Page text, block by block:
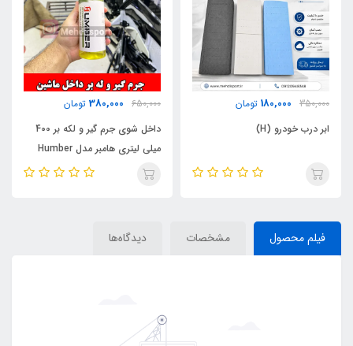
350,000
180,000 تومان
ابر درب خودرو (H)
650,000
380,000 تومان
داخل شوی جرم گیر و لکه بر 400
میلی لیتری هامبر مدل Humber
Interior Cleaner 400ml
فیلم محصول مشخصات دیدگاه‌ها